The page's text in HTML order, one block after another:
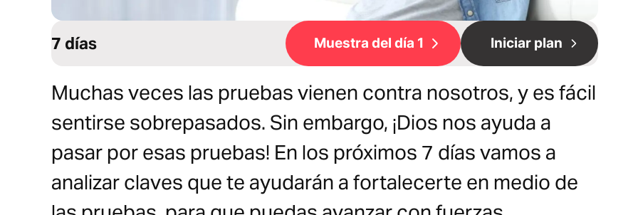
7 días Muestra del día 1 Iniciar plan
Muchas veces las pruebas vienen contra nosotros, y es fácil
sentirse sobrepasados. Sin embargo, ¡Dios nos ayuda a
pasar por esas pruebas! En los próximos 7 días vamos a
analizar claves que te ayudarán a fortalecerte en medio de